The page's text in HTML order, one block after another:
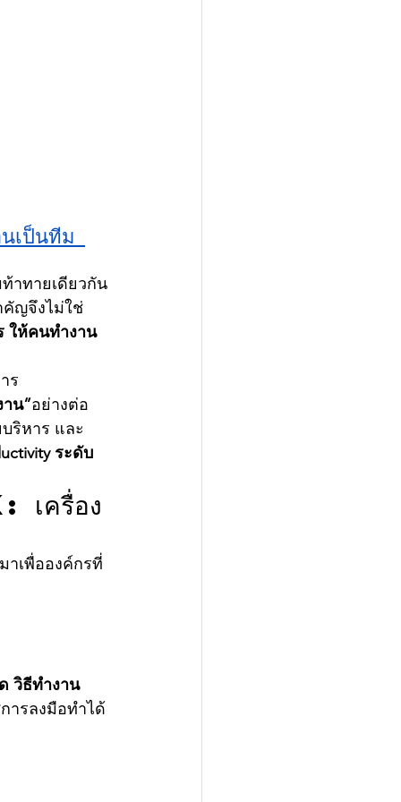
เป็นทีม
าทายเดียวกัน
ญจึงไม่ใช่
ให้คนทำงาน
ร
น”อย่างต่อ
ริหาร และ
ระดับ
รื่อง
าเพื่อองค์กรที่
วิธีทำงาน
ารลงมือทำได้